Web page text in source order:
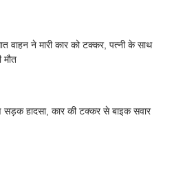
वाहन ने मारी कार को टक्कर, पत्नी के साथ
मौत
सड़क हादसा, कार की टक्कर से बाइक सवार